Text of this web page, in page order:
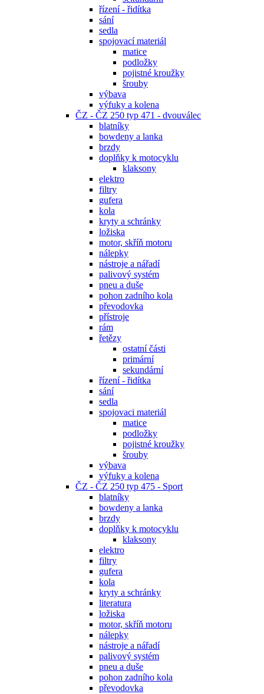
řízení - řidítka
sání
sedla
spojovací materiál
matice
podložky
pojistné kroužky
šrouby
výbava
výfuky a kolena
ČZ - ČZ 250 typ 471 - dvouválec
blatníky
bowdeny a lanka
brzdy
doplňky k motocyklu
klaksony
elektro
filtry
gufera
kola
kryty a schránky
ložiska
motor, skříň motoru
nálepky
nástroje a nářadí
palivový systém
pneu a duše
pohon zadního kola
převodovka
přístroje
rám
řetězy
ostatní části
primární
sekundární
řízení - řidítka
sání
sedla
spojovaci materiál
matice
podložky
pojistné kroužky
šrouby
výbava
výfuky a kolena
ČZ - ČZ 250 typ 475 - Sport
blatníky
bowdeny a lanka
brzdy
doplňky k motocyklu
klaksony
elektro
filtry
gufera
kola
kryty a schránky
literatura
ložiska
motor, skříň motoru
nálepky
nástroje a nářadí
palivový systém
pneu a duše
pohon zadního kola
převodovka